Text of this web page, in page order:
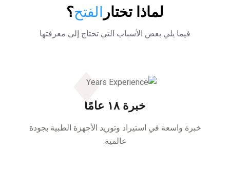
لماذا تختارالفتح؟
فيما يلي بعض الأسباب التي تحتاج إلى معرفتها
خبرة ۱۸ عامًا
خبرة واسعة في استيراد وتوريد الأجهزة الطبية بجودة
عالمية.